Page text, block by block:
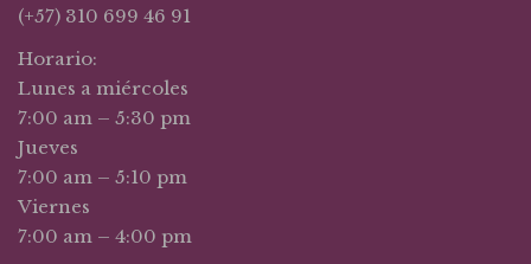
(+57) 310 699 46 91
Horario:
Lunes a miércoles
7:00 am – 5:30 pm
Jueves
7:00 am – 5:10 pm
Viernes
7:00 am – 4:00 pm